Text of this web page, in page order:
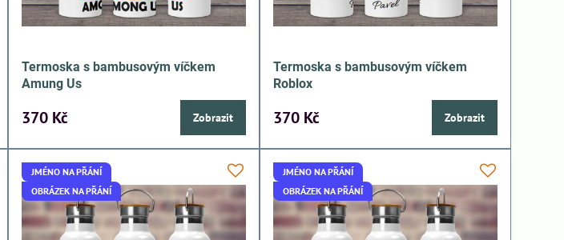
Termoska s bambusovým víčkem
Amung Us
370 Kč Zobrazit
Termoska s bambusovým víčkem
Roblox
370 Kč Zobrazit
JMÉNO NA PŘÁNÍ
OBRÁZEK NA PŘÁNÍ
JMÉNO NA PŘÁNÍ
OBRÁZEK NA PŘÁNÍ